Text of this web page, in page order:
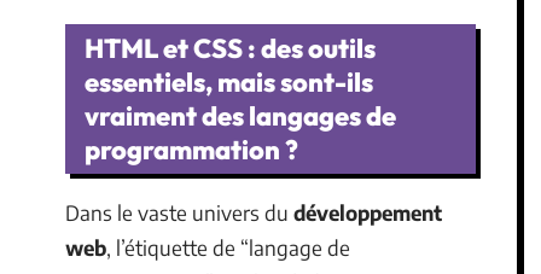
HTML et CSS : des outils
essentiels, mais sont-ils
vraiment des langages de
programmation ?
Dans le vaste univers du développement
web, l’étiquette de “langage de